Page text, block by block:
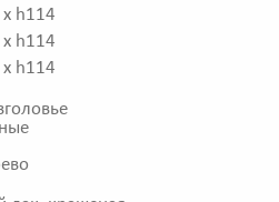
h114
h114
h114